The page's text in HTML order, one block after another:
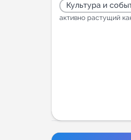
Культура и
активно растущий